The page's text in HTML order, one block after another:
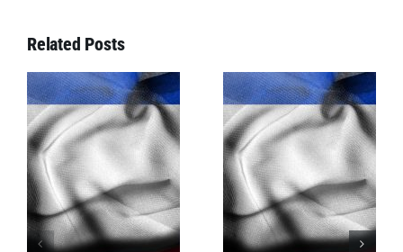
Related Posts
Den Mullahs
steht das
Mercosur
gestoppt: EU-
Parlament